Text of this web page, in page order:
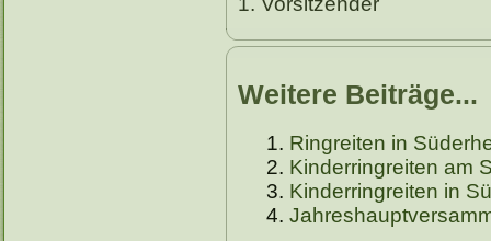
Weitere Beiträge...
Ringreiten in
Kinderringreiten am
Kinderringreiten in